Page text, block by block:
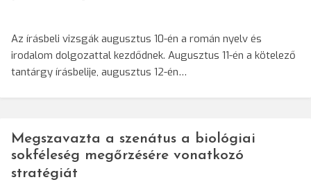
Az írásbeli vizsgák augusztus 10-én a román nyelv és
irodalom dolgozattal kezdődnek. Augusztus 11-én a kötelező
tantárgy írásbelije, augusztus 12-én…
Megszavazta a szenátus a biológiai
sokféleség megőrzésére vonatkozó
stratégiát